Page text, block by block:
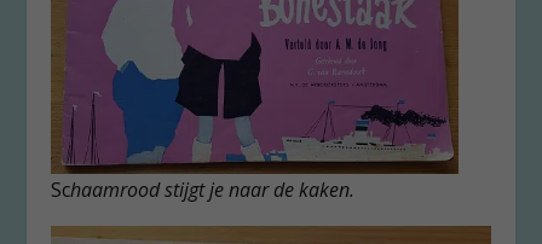
Schaamrood stijgt je naar de kaken.